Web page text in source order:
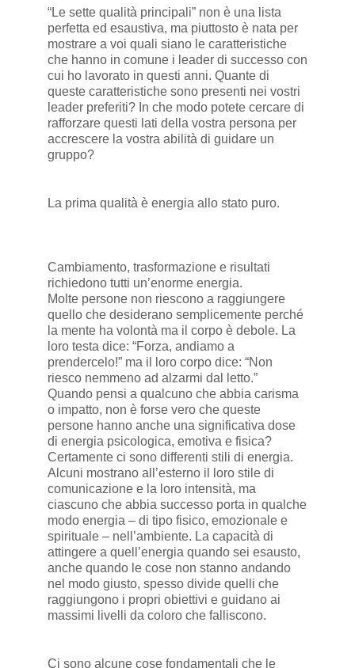
“Le sette qualità principali” non è una lista
perfetta ed esaustiva, ma piuttosto è nata per
mostrare a voi quali siano le caratteristiche
che hanno in comune i leader di successo con
cui ho lavorato in questi anni. Quante di
queste caratteristiche sono presenti nei vostri
leader preferiti? In che modo potete cercare di
rafforzare questi lati della vostra persona per
accrescere la vostra abilità di guidare un
gruppo?
La prima qualità è energia allo stato puro.
Cambiamento, trasformazione e risultati
richiedono tutti un’enorme energia.
Molte persone non riescono a raggiungere
quello che desiderano semplicemente perché
la mente ha volontà ma il corpo è debole. La
loro testa dice: “Forza, andiamo a
prendercelo!” ma il loro corpo dice: “Non
riesco nemmeno ad alzarmi dal letto.”
Quando pensi a qualcuno che abbia carisma
o impatto, non è forse vero che queste
persone hanno anche una significativa dose
di energia psicologica, emotiva e fisica?
Certamente ci sono differenti stili di energia.
Alcuni mostrano all’esterno il loro stile di
comunicazione e la loro intensità, ma
ciascuno che abbia successo porta in qualche
modo energia – di tipo fisico, emozionale e
spirituale – nell’ambiente. La capacità di
attingere a quell’energia quando sei esausto,
anche quando le cose non stanno andando
nel modo giusto, spesso divide quelli che
raggiungono i propri obiettivi e guidano ai
massimi livelli da coloro che falliscono.
Ci sono alcune cose fondamentali che le